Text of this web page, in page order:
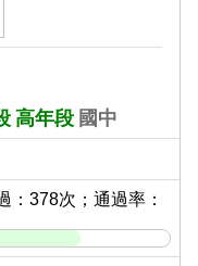
高年段 國中
：378次；通過率：